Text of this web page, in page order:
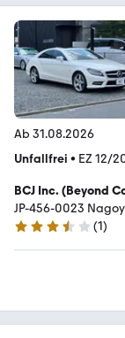
Ab 31.08.2026
Unfallfrei • EZ 12/
BCJ Inc. (Beyond
JP-456-0023
3.7 Sterne
(1)